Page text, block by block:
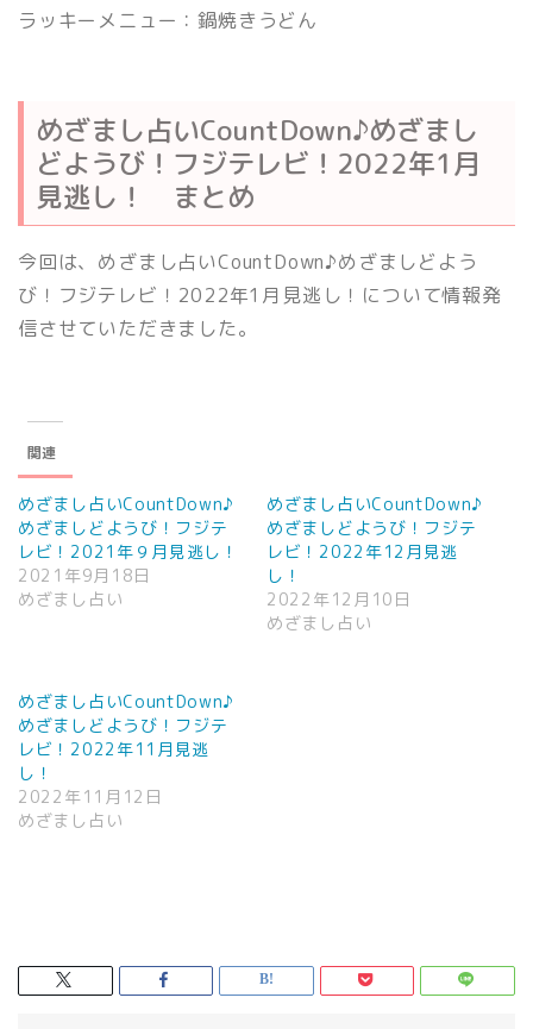
ラッキーメニュー：鍋焼きうどん
めざまし占いCountDown♪めざまし
どようび！フジテレビ！2022年1月
見逃し！ まとめ
今回は、めざまし占いCountDown♪めざましどよう
び！フジテレビ！2022年1月見逃し！について情報発
信させていただきました。
関連
めざまし占いCountDown♪
めざましどようび！フジテ
レビ！2021年９月見逃し！
2021年9月18日
めざまし占い
めざまし占いCountDown♪
めざましどようび！フジテ
レビ！2022年12月見逃
し！
2022年12月10日
めざまし占い
めざまし占いCountDown♪
めざましどようび！フジテ
レビ！2022年11月見逃
し！
2022年11月12日
めざまし占い